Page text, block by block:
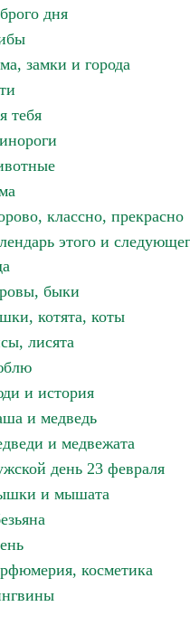
дня
замки и города
тебя
классно, прекрасно
этого и
быки
котята, коты
лисята
и история
и медведь
и медвежата
день 23 февраля
и мышата
косметика